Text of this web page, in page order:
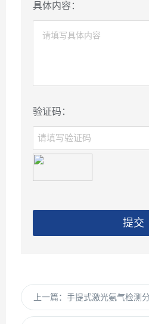
具体内容：
验证码：
提交
上一篇： 手提式激光氨气检测